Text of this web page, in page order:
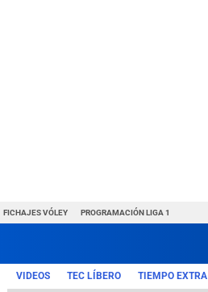
FICHAJES VÓLEY PROGRAMACIÓN LIGA 1
VIDEOS TEC LÍBERO TIEMPO EXTRA